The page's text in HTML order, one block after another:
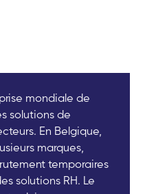
mondiale de
solutions de
En Belgique,
marques,
temporaires
solutions RH. Le